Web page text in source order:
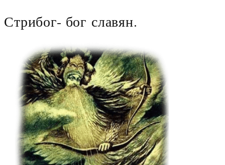
Стрибог- бог славян.